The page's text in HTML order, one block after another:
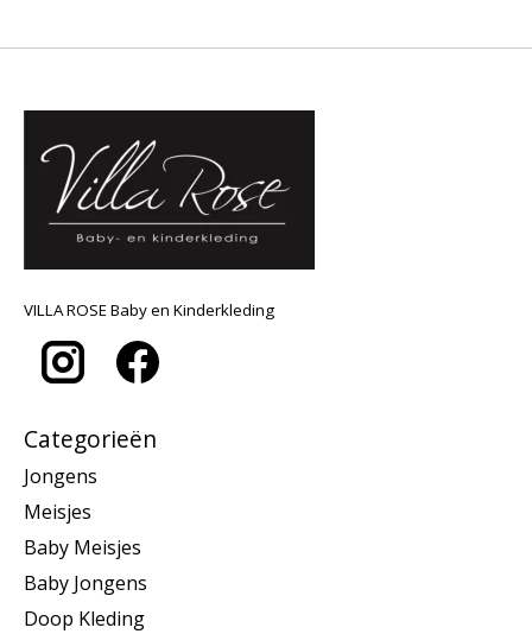
VILLA ROSE Baby en Kinderkleding
Categorieën
Jongens
Meisjes
Baby Meisjes
Baby Jongens
Doop Kleding